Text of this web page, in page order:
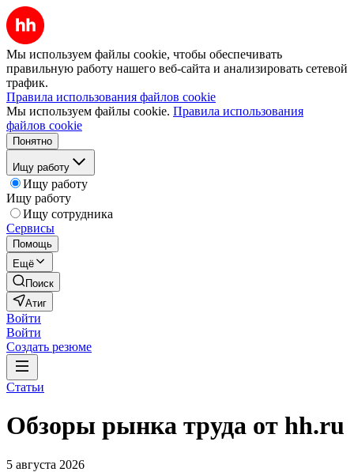
Мы используем файлы cookie, чтобы обеспечивать
правильную работу нашего веб-сайта и анализировать сетевой
трафик.
Правила использования файлов cookie
Мы используем файлы cookie. Правила использования
файлов cookie
Понятно
Ищу работу
Ищу работу
Ищу работу
Ищу сотрудника
Сервисы
Помощь
Ещё
Поиск
Атиг
Войти
Войти
Создать резюме
Статьи
Обзоры рынка труда от hh.ru
5 августа 2026